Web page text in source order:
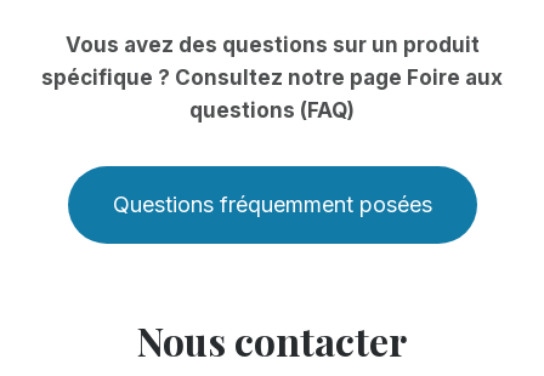
Vous avez des questions sur un produit
spécifique ? Consultez notre page Foire aux
questions (FAQ)
Questions fréquemment posées
Nous contacter